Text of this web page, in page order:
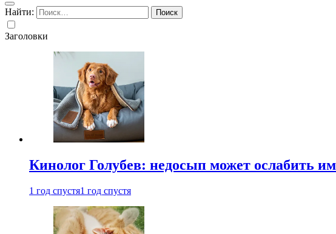
Найти:
Заголовки
Кинолог Голубев: недосып может ослабить
1 год спустя1 год спустя